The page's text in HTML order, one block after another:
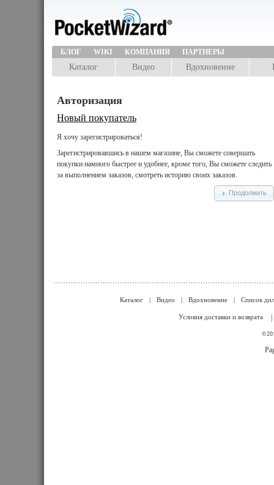
БЛОГ WIKI КОМПАНИЯ ПАРТНЕРЫ
Каталог Видео Вдохновение
Авторизация
Новый покупатель
Я хочу зарегистрироваться!
Зарегистрировавшись в нашем магазине, Вы сможете совершать
покупки намного быстрее и удобнее, кроме того, Вы сможете следить
за выполнением заказов, смотреть историю своих заказов.
Продолжить
Каталог | Видео | Вдохновение | Список
Условия доставки и возврата